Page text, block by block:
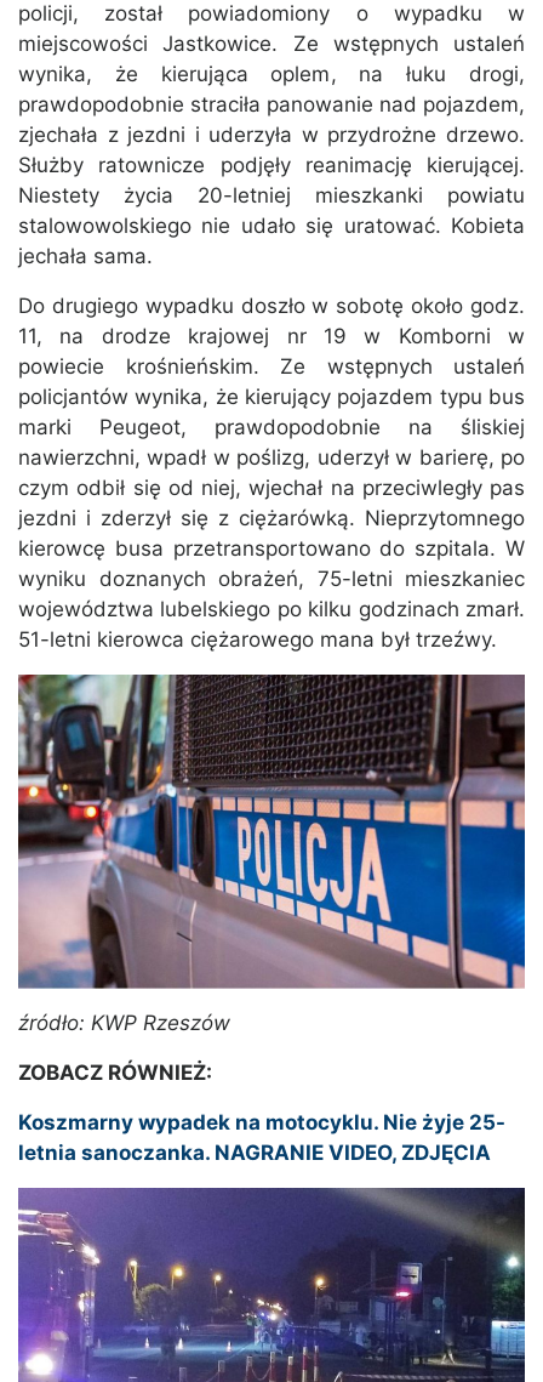
policji, został powiadomiony o wypadku w
miejscowości Jastkowice. Ze wstępnych ustaleń
wynika, że kierująca oplem, na łuku drogi,
prawdopodobnie straciła panowanie nad pojazdem,
zjechała z jezdni i uderzyła w przydrożne drzewo.
Służby ratownicze podjęły reanimację kierującej.
Niestety życia 20-letniej mieszkanki powiatu
stalowowolskiego nie udało się uratować. Kobieta
jechała sama.
Do drugiego wypadku doszło w sobotę około godz.
11, na drodze krajowej nr 19 w Komborni w
powiecie krośnieńskim. Ze wstępnych ustaleń
policjantów wynika, że kierujący pojazdem typu bus
marki Peugeot, prawdopodobnie na śliskiej
nawierzchni, wpadł w poślizg, uderzył w barierę, po
czym odbił się od niej, wjechał na przeciwległy pas
jezdni i zderzył się z ciężarówką. Nieprzytomnego
kierowcę busa przetransportowano do szpitala. W
wyniku doznanych obrażeń, 75-letni mieszkaniec
województwa lubelskiego po kilku godzinach zmarł.
51-letni kierowca ciężarowego mana był trzeźwy.
źródło: KWP Rzeszów
ZOBACZ RÓWNIEŻ:
Koszmarny wypadek na motocyklu. Nie żyje 25-
letnia sanoczanka. NAGRANIE VIDEO, ZDJĘCIA